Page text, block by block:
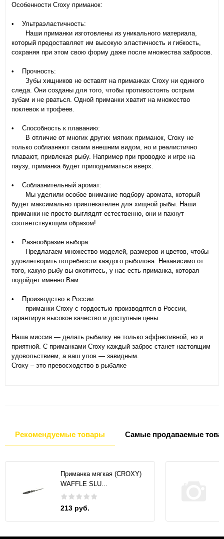
Особенности Croxy приманок:
• Ультраэластичность:
Наши приманки изготовлены из уникального материала,
который предоставляет им высокую эластичность и гибкость,
сохраняя при этом свою форму даже после множества забросов.
• Прочность:
Зубы хищников не оставят на приманках Croxy ни единого
следа. Они созданы для того, чтобы противостоять острым
зубам и не рваться. Одной приманки хватит на множество
поклевок и трофеев.
• Способность к плаванию:
В отличие от многих других мягких приманок, Croxy не
только соблазняют своим внешним видом, но и реалистично
плавают, привлекая рыбу. Например при проводке и игре на
паузу, приманка будет приподниматься вверх.
• Соблазнительный аромат:
Мы уделили особое внимание подбору аромата, который
будет максимально привлекателен для хищной рыбы. Наши
приманки не просто выглядят естественно, они и пахнут
соответствующим образом!
• Разнообразие выбора:
Предлагаем множество моделей, размеров и цветов, чтобы
удовлетворить потребности каждого рыболова. Независимо от
того, какую рыбу вы охотитесь, у нас есть приманка, которая
подойдет именно Вам.
• Производство в России:
приманки Croxy с гордостью производятся в России,
гарантируя высокое качество и доступные цены.
Наша миссия — делать рыбалку не только эффективной, но и
приятной. С приманками Croxy каждый заброс станет настоящим
удовольствием, а ваш улов — завидным.
Croxy – это превосходство в рыбалке
Рекомендуемые товары Самые продаваемые
Приманка мягкая (CROXY)
WAFFLE SLU...
213 руб.